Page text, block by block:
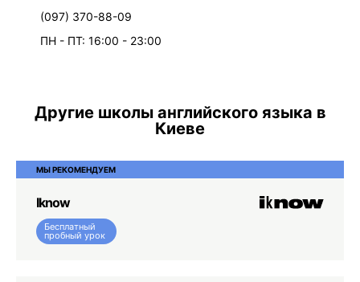
(097) 370-88-09
ПН - ПТ: 16:00 - 23:00
Другие школы английского языка в
Киеве
МЫ РЕКОМЕНДУЕМ
Iknow
Бесплатный
пробный урок